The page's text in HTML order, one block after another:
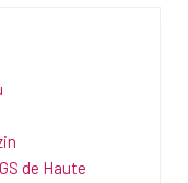
de Haute